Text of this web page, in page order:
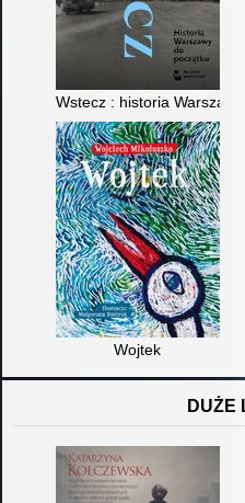
Wstecz : historia
Wojtek
DUŻE